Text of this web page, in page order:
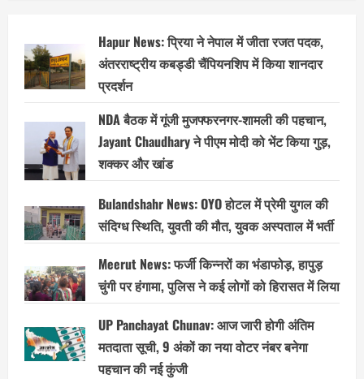
Hapur News: प्रिया ने नेपाल में जीता रजत पदक,
अंतरराष्ट्रीय कबड्डी चैंपियनशिप में किया शानदार
प्रदर्शन
NDA बैठक में गूंजी मुजफ्फरनगर-शामली की पहचान,
Jayant Chaudhary ने पीएम मोदी को भेंट किया गुड़,
शक्कर और खांड
Bulandshahr News: OYO होटल में प्रेमी युगल की
संदिग्ध स्थिति, युवती की मौत, युवक अस्पताल में भर्ती
Meerut News: फर्जी किन्नरों का भंडाफोड़, हापुड़
चुंगी पर हंगामा, पुलिस ने कई लोगों को हिरासत में लिया
UP Panchayat Chunav: आज जारी होगी अंतिम
मतदाता सूची, 9 अंकों का नया वोटर नंबर बनेगा
पहचान की नई कुंजी